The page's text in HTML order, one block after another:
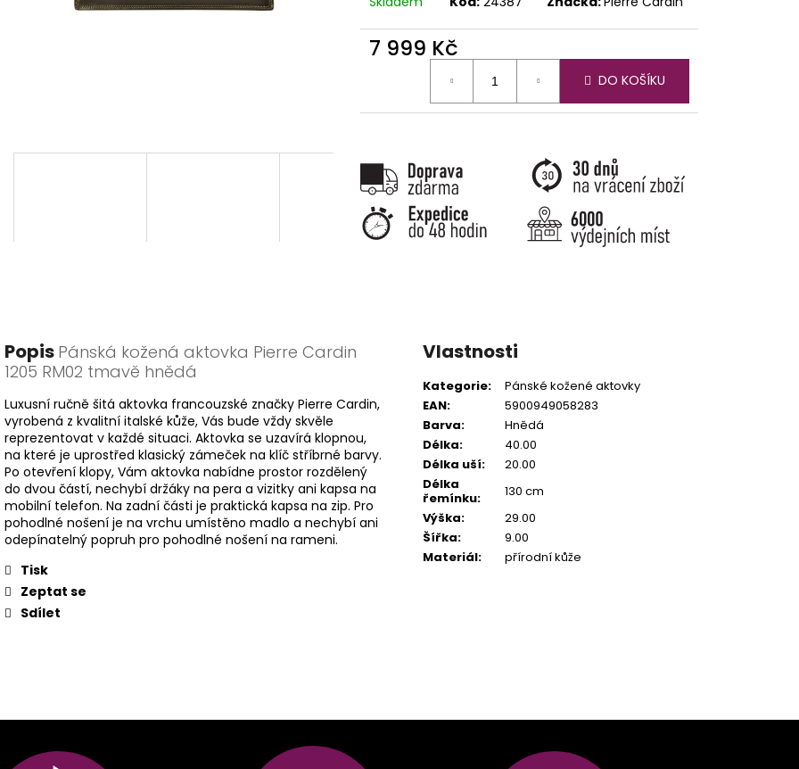
7 999 Kč
DO KOŠÍKU
Popis Pánská kožená aktovka Pierre Cardin
1205 RM02 tmavě hnědá
Luxusní ručně šitá aktovka francouzské značky Pierre Cardin,
vyrobená z kvalitní italské kůže, Vás bude vždy skvěle
reprezentovat v každé situaci. Aktovka se uzavírá klopnou,
na které je uprostřed klasický zámeček na klíč stříbrné barvy.
Po otevření klopy, Vám aktovka nabídne prostor rozdělený
do dvou částí, nechybí držáky na pera a vizitky ani kapsa na
mobilní telefon. Na zadní části je praktická kapsa na zip. Pro
pohodlné nošení je na vrchu umístěno madlo a nechybí ani
odepínatelný popruh pro pohodlné nošení na rameni.
Tisk
Zeptat se
Sdílet
Vlastnosti
Kategorie:
Pánské kožené aktovky
EAN:
5900949058283
Barva:
Hnědá
Délka:
40.00
Délka uší:
20.00
Délka
řemínku:
130 cm
Výška:
29.00
Šířka:
9.00
Materiál: přírodní kůže